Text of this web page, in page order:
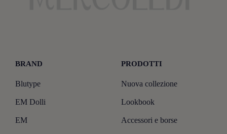
BRAND
Blutype
EM Dolli
EM
PRODOTTI
Nuova collezione
Lookbook
Accessori e borse